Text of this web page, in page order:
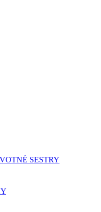
SESTRY